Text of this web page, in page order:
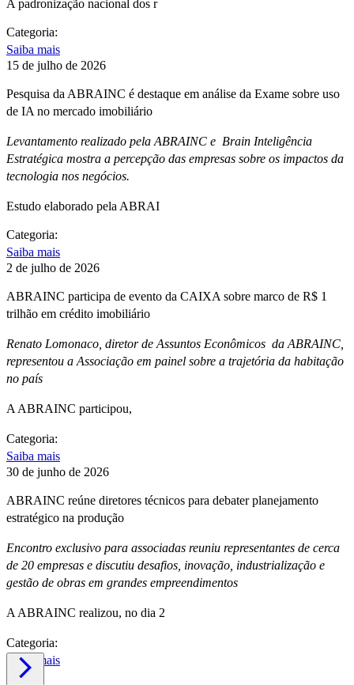
A padronização nacional dos r
Categoria:
Saiba mais
15 de julho de 2026
Pesquisa da ABRAINC é destaque em análise da Exame sobre uso
de IA no mercado imobiliário
Levantamento realizado pela ABRAINC e Brain Inteligência
Estratégica mostra a percepção das empresas sobre os impactos da
tecnologia nos negócios.
Estudo elaborado pela ABRAI
Categoria:
Saiba mais
2 de julho de 2026
ABRAINC participa de evento da CAIXA sobre marco de R$ 1
trilhão em crédito imobiliário
Renato Lomonaco, diretor de Assuntos Econômicos da ABRAINC,
representou a Associação em painel sobre a trajetória da habitação
no país
A ABRAINC participou,
Categoria:
Saiba mais
30 de junho de 2026
ABRAINC reúne diretores técnicos para debater planejamento
estratégico na produção
Encontro exclusivo para associadas reuniu representantes de cerca
de 20 empresas e discutiu desafios, inovação, industrialização e
gestão de obras em grandes empreendimentos
A ABRAINC realizou, no dia 2
Categoria:
Saiba mais
